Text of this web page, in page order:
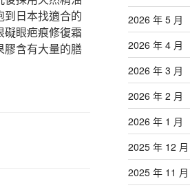
到日本找適合的
眼疤痕修復霜
膠含有大量的膳
2026 年 5 月
2026 年 4 月
2026 年 3 月
2026 年 2 月
2026 年 1 月
2025 年 12 月
2025 年 11 月